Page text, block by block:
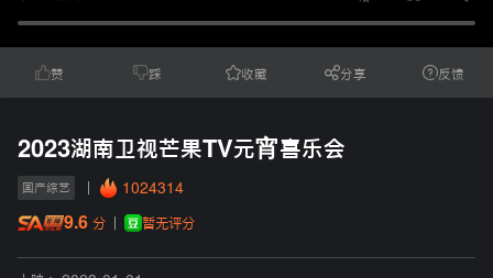
赞 踩 收藏 分享 反馈
2023湖南卫视芒果TV元宵喜乐会
国产综艺 1024314
9.6 分 暂无评分